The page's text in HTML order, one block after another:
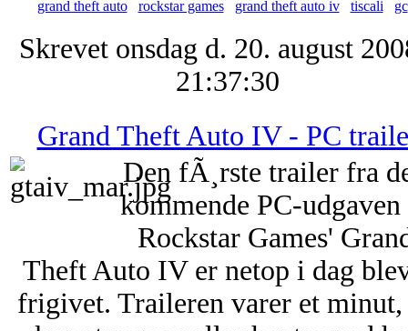
grand theft auto rockstar games grand theft auto iv tiscali gc
Skrevet onsdag d. 20. august
21:37:30
Grand Theft Auto IV - PC
Den fÃ¸rste trailer fra
kommende PC-udgaven
Rockstar Games'
Theft Auto IV er netop i dag
frigivet. Traileren varer et minut,